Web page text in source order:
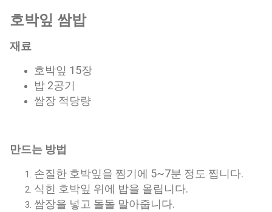
호박잎 쌈밥
재료
호박잎 15장
밥 2공기
쌈장 적당량
만드는 방법
손질한 호박잎을 찜기에 5~7분 정도 찝니다.
식힌 호박잎 위에 밥을 올립니다.
쌈장을 넣고 돌돌 말아줍니다.